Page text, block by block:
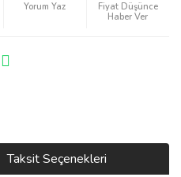
Yorum Yaz
Fiyat Düşünce
Haber Ver
Taksit Seçenekleri